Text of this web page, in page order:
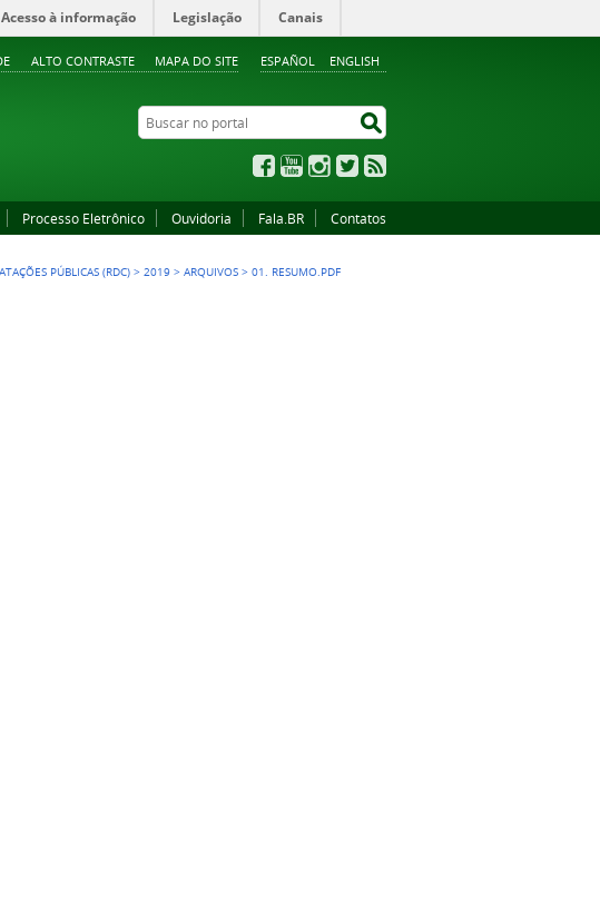
ESPAÑOL ENGLISH
ALTO CONTRASTE MAPA DO SITE
Acesso à informação Legislação Canais
Buscar no portal
FacebookYouTubeInstagram
Twitter
Processo Eletrônico Ouvidoria Fala.BR Contatos
PÚBLICAS (RDC) >2019 >ARQUIVOS >01. RESUMO.PDF